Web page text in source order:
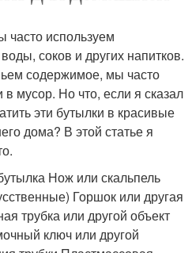
используем
соков и других напитков.
содержимое, мы часто
мусор. Но что, если я сказал
эти бутылки в красивые
дома? В этой статье я
Нож или скальпель
Горшок или другая
трубка или другой объект
ключ или другой